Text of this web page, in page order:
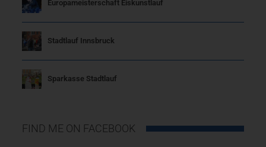
Europameisterschaft Eiskunstlauf
Stadtlauf Innsbruck
Sparkasse Stadtlauf
FIND ME ON FACEBOOK